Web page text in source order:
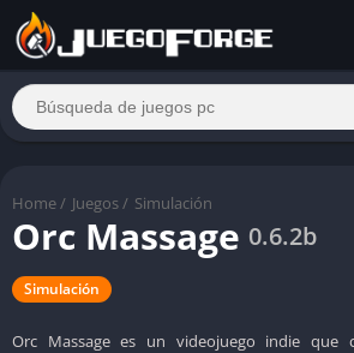
Home / Juegos / Simulación
Orc Massage 0.6.2b
Simulación
Orc Massage es un videojuego indie que